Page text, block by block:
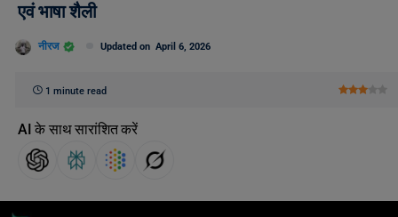
एवं भाषा शैली
नीरज Updated on April 6, 2026
1 minute read
AI के साथ सारांशित करें